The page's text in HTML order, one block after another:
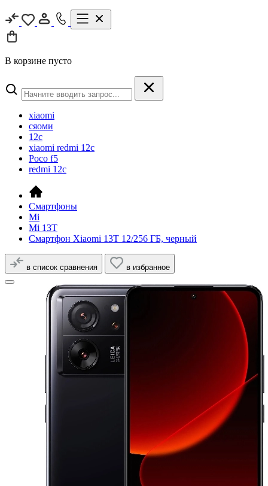
В корзине пусто
xiaomi
сяоми
12c
xiaomi redmi 12c
Poco f5
redmi 12c
Смартфоны
Mi
Mi 13T
Смартфон Xiaomi 13T 12/256 ГБ, черный
в список сравнения в избранное